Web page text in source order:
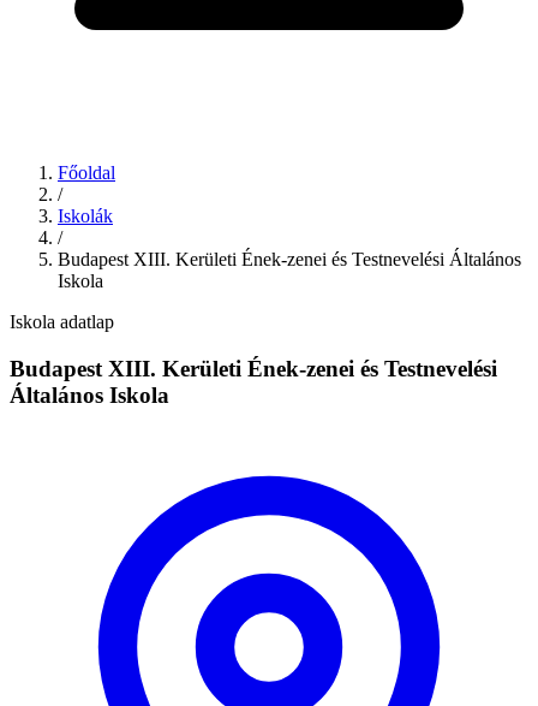
Főoldal
/
Iskolák
/
Budapest XIII. Kerületi Ének-zenei és Testnevelési Általános
Iskola
Iskola adatlap
Budapest XIII. Kerületi Ének-zenei és Testnevelési
Általános Iskola